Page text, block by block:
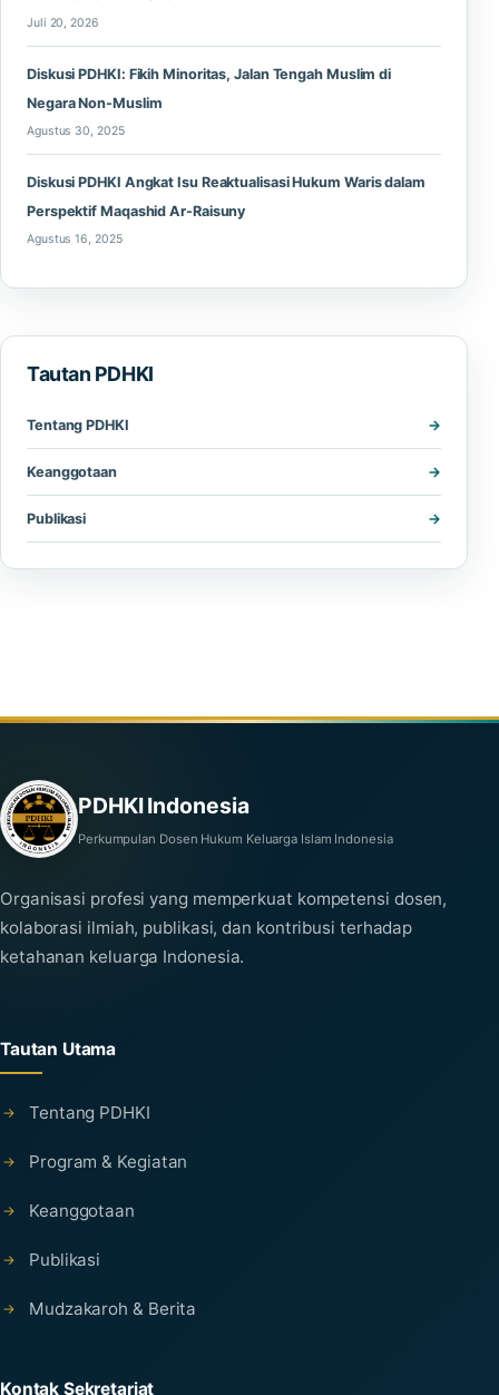
Juli 20, 2026
Diskusi PDHKI: Fikih Minoritas, Jalan Tengah Muslim di
Negara Non-Muslim
Agustus 30, 2025
Diskusi PDHKI Angkat Isu Reaktualisasi Hukum Waris dalam
Perspektif Maqashid Ar-Raisuny
Agustus 16, 2025
Tautan PDHKI
Tentang PDHKI
Keanggotaan
Publikasi
PDHKI Indonesia
Perkumpulan Dosen Hukum Keluarga Islam Indonesia
Organisasi profesi yang memperkuat kompetensi dosen,
kolaborasi ilmiah, publikasi, dan kontribusi terhadap
ketahanan keluarga Indonesia.
Tautan Utama
Tentang PDHKI
Program & Kegiatan
Keanggotaan
Publikasi
Mudzakaroh & Berita
Kontak Sekretariat